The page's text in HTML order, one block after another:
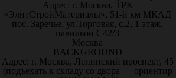
Адрес: г. Москва, ТРК
«ЭлитСтройМатериалы», 51-й км МКАД
пос. Заречье, ул.Торговая, с.2, 1 этаж,
павильон С42/3
Москва
BACKGROUND
Адрес: г. Москва, Ленинский проспект, 45
(подъехать к складу со двора — ориентир